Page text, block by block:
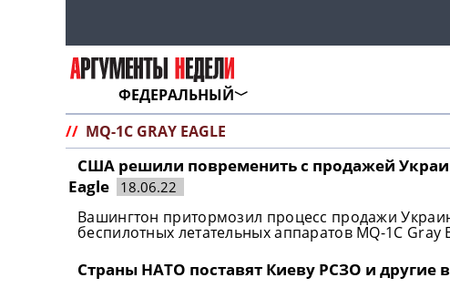
ФЕДЕРАЛЬНЫЙ
// MQ-1C GRAY EAGLE
США решили повременить с продажей
Eagle
18.06.22
Вашингтон притормозил процесс продажи
беспилотных летательных аппаратов MQ-1C Gray
Страны НАТО поставят Киеву РСЗО и другие